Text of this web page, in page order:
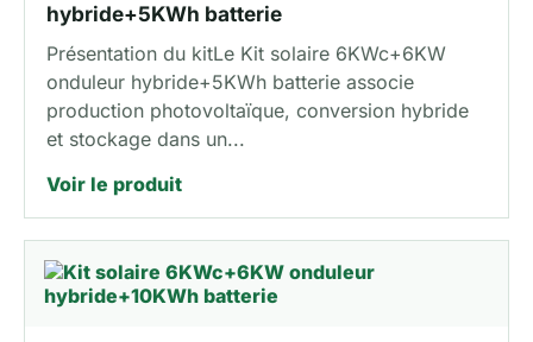
hybride+5KWh batterie
Présentation du kitLe Kit solaire 6KWc+6KW
onduleur hybride+5KWh batterie associe
production photovoltaïque, conversion hybride
et stockage dans un...
Voir le produit